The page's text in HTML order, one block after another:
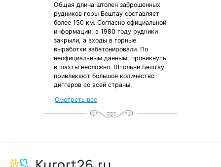
Общая длина штолен заброшенных
рудников горы Бештау составляет
более 150 км. Согласно официальной
информации, в 1980 году рудники
закрыли, а входы в горные
выработки забетонировали. По
неофициальным данным, проникнуть
в шахты несложно. Штольни Бештау
привлекают большое количество
диггеров со всей страны.
Смотреть все
от местных жителей
с чек-листом
и туристической картой